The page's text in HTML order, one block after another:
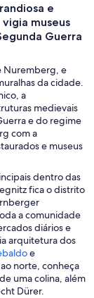
e
museus
Guerra
Nuremberg, e
da cidade.
a
medievais
e do regime
com a
e museus
dentro das
fica o distrito
a comunidade
diários e
arquitetura dos
A
b
r
e
e
ao norte, conheça
uma colina, além
Dürer.